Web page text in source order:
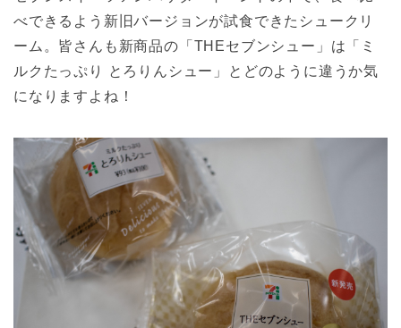
べできるよう新旧バージョンが試食できたシュークリ
ーム。皆さんも新商品の「THEセブンシュー」は「ミ
ルクたっぷり とろりんシュー」とどのように違うか気
になりますよね！